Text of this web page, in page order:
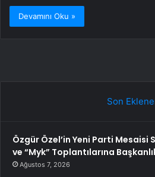
Devamını Oku »
Son
Özgür Özel’in Yeni Parti Mesaisi
ve “Myk” Toplantılarına
Ağustos 7, 2026